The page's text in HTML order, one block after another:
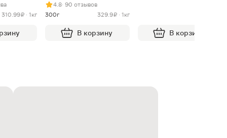
310.99 ₽ · 1кг
4.8· 90 отзывов
300г
329.9 ₽ · 1кг
В корзину В корзину